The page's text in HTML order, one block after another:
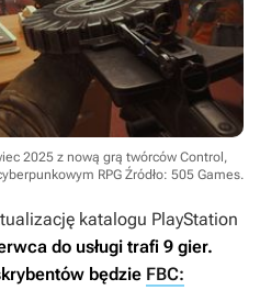
2025 z nową grą twórców Control,
RPG Źródło: 505 Games.
katalogu PlayStation
do usługi trafi 9 gier.
będzie FBC: